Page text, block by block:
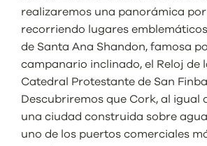
realizaremos una panorámica
recorriendo lugares
de Santa Ana Shandon, famosa
campanario inclinado, el Reloj de
Catedral Protestante de San
Descubriremos que Cork, al igual
una ciudad construida sobre
uno de los puertos comerciales